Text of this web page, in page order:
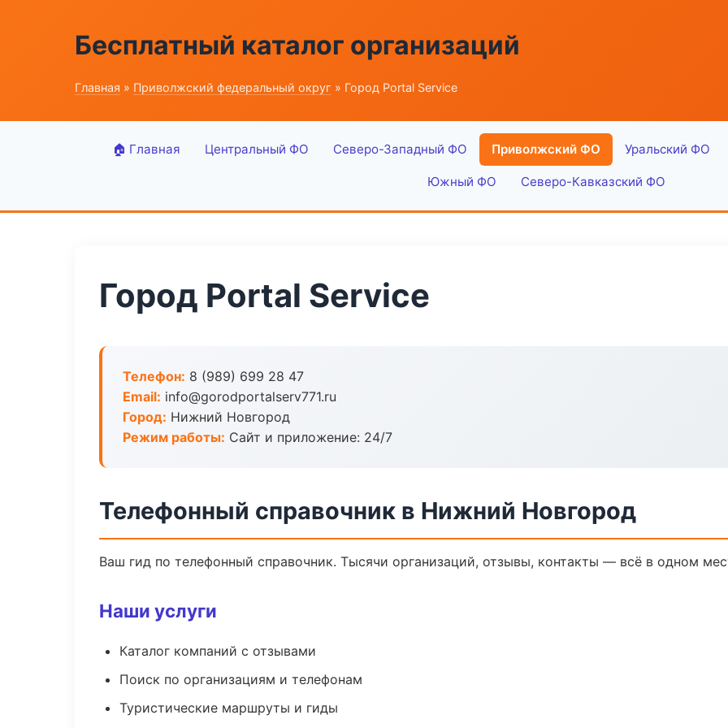
Бесплатный каталог организаций
Главная » Приволжский федеральный округ » Город Portal Service
🏠 Главная Центральный ФО Северо-Западный ФО Приволжский ФО Уральский ФО
Южный ФО Северо-Кавказский ФО
Город Portal Service
Телефон: 8 (989) 699 28 47
Email: info@gorodportalserv771.ru
Город: Нижний Новгород
Режим работы: Сайт и приложение: 24/7
Телефонный справочник в Нижний Новгород
Ваш гид по телефонный справочник. Тысячи организаций, отзывы, контакты — всё в одном
Наши услуги
Каталог компаний с отзывами
Поиск по организациям и телефонам
Туристические маршруты и гиды